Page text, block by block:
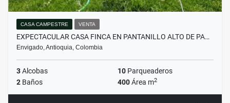
CASA CAMPESTRE VENTA
EXPECTACULAR CASA FINCA EN PANTANILLO ALTO DE PA…
Envigado, Antioquia, Colombia
3Alcobas 10 Parqueaderos
2 Baños 400Área m2